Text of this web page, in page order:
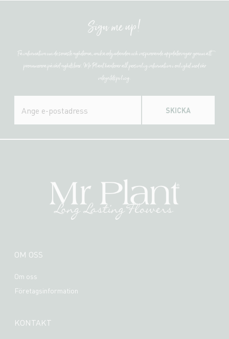
Sign me up!
Få information om de senaste nyheterna, unika erbjudanden och inspirerande uppdateringar genom att
prenumerera på vårt nyhetsbrev. Mr Plant hanterar all personlig information i enlighet med vår
integritetspolicy.
SKICKA
OM OSS
Om oss
Företagsinformation
KONTAKT